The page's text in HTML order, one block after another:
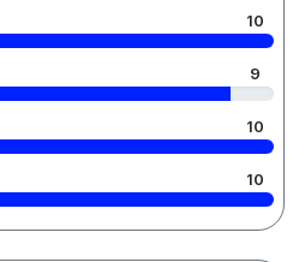
10
9
10
10